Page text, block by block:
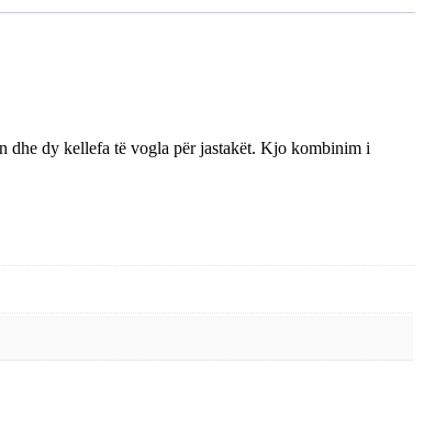
dhe dy kellefa të vogla për jastakët. Kjo kombinim i